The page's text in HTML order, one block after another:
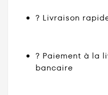
? Livraison
? Paiement à la
bancaire